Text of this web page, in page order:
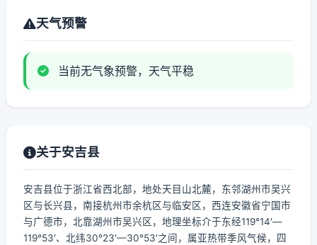
天气预警
当前无气象预警，天气平稳
关于安吉县
安吉县位于浙江省西北部，地处天目山北麓，东邻湖州市吴兴
区与长兴县，南接杭州市余杭区与临安区，西连安徽省宁国市
与广德市，北靠湖州市吴兴区，地理坐标介于东经119°14′—
119°53′、北纬30°23′—30°53′之间，属亚热带季风气候，四